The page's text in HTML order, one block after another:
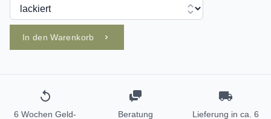
In den Warenkorb
6 Wochen Geld-
Beratung
Lieferung in ca. 6